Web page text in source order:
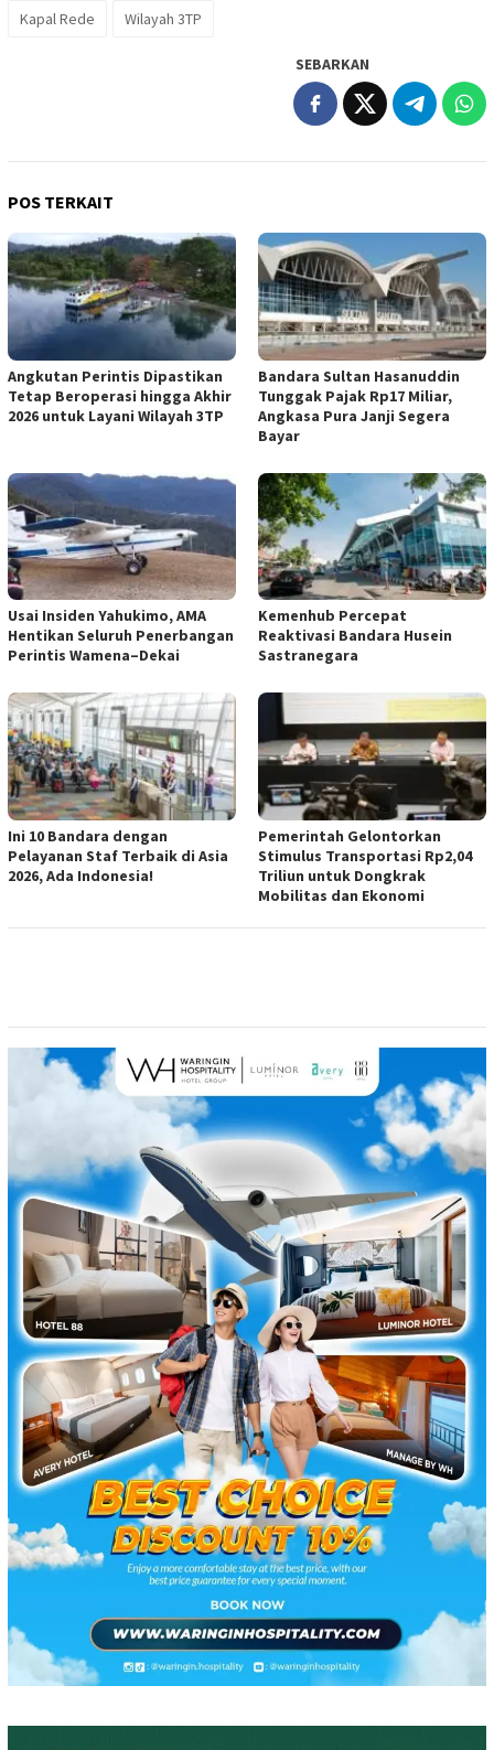
Kapal Rede Wilayah 3TP
SEBARKAN
POS TERKAIT
Angkutan Perintis Dipastikan
Tetap Beroperasi hingga Akhir
2026 untuk Layani Wilayah 3TP
Bandara Sultan Hasanuddin
Tunggak Pajak Rp17 Miliar,
Angkasa Pura Janji Segera
Bayar
Usai Insiden Yahukimo, AMA
Hentikan Seluruh Penerbangan
Perintis Wamena–Dekai
Kemenhub Percepat
Reaktivasi Bandara Husein
Sastranegara
Ini 10 Bandara dengan
Pelayanan Staf Terbaik di Asia
2026, Ada Indonesia!
Pemerintah Gelontorkan
Stimulus Transportasi Rp2,04
Triliun untuk Dongkrak
Mobilitas dan Ekonomi